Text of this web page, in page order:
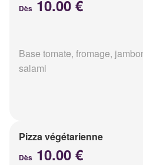
Dès 10.00 €
Base tomate, fromage,
salami
Pizza végétarienne
Dès 10.00 €